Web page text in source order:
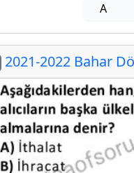
A
2021-2022 Bahar